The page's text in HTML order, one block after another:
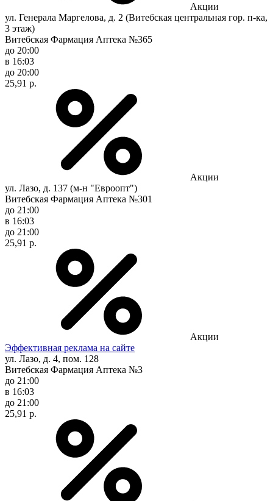
Акции
ул. Генерала Маргелова, д. 2 (Витебская центральная гор. п-ка,
3 этаж)
Витебская Фармация Аптека №365
до 20:00
в 16:03
до 20:00
25,91 р.
Акции
ул. Лазо, д. 137 (м-н "Евроопт")
Витебская Фармация Аптека №301
до 21:00
в 16:03
до 21:00
25,91 р.
Акции
Эффективная реклама на сайте
ул. Лазо, д. 4, пом. 128
Витебская Фармация Аптека №3
до 21:00
в 16:03
до 21:00
25,91 р.